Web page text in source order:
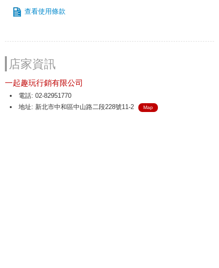
查看使用條款
店家資訊
一起趣玩行銷有限公司
電話: 02-82951770
地址: 新北市中和區中山路二段228號11-2
Map